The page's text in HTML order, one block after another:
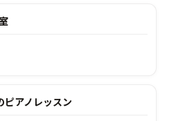
ピアノレッスン